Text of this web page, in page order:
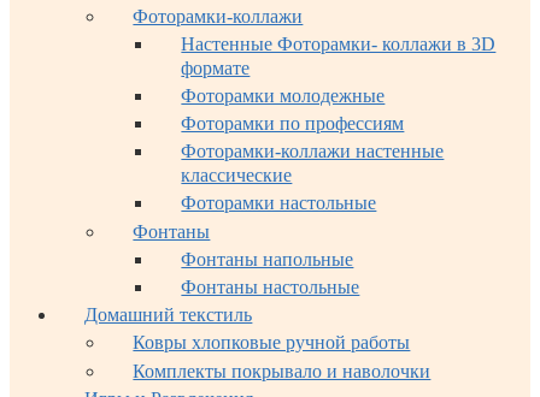
Фоторамки-коллажи
Настенные Фоторамки- коллажи в 3D
формате
Фоторамки молодежные
Фоторамки по профессиям
Фоторамки-коллажи настенные
классические
Фоторамки настольные
Фонтаны
Фонтаны напольные
Фонтаны настольные
Домашний текстиль
Ковры хлопковые ручной работы
Комплекты покрывало и наволочки